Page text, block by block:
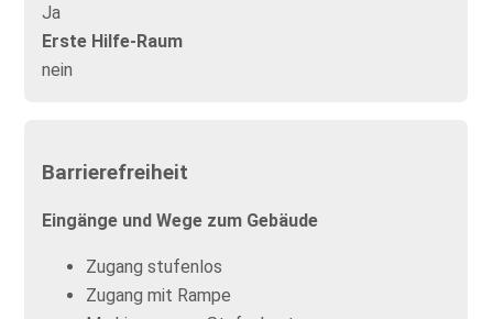
Ja
Erste Hilfe-Raum
nein
Barrierefreiheit
Eingänge und Wege zum Gebäude
Zugang stufenlos
Zugang mit Rampe